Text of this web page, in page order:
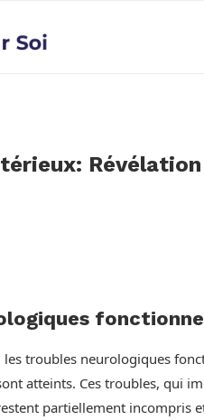
troubles neurologiques
atteints. Ces troubles, qui
partiellement incompris